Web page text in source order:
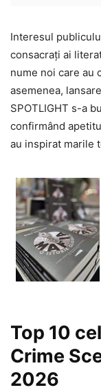
Interesul
consacrați ai
nume noi care au
asemenea,
SPOTLIGHT s-a
confirmând
au inspirat marile
Top 10
Crime
2026